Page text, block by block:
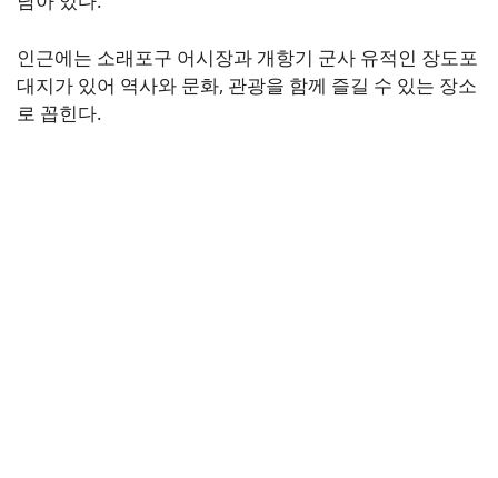
인근에는 소래포구 어시장과 개항기 군사 유적인 장도포
대지가 있어 역사와 문화, 관광을 함께 즐길 수 있는 장소
로 꼽힌다.